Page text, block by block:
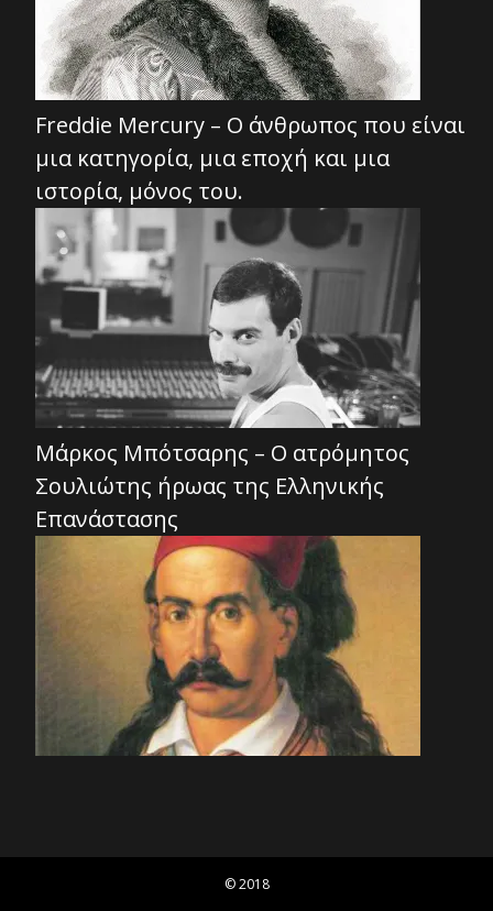
Freddie Mercury – Ο άνθρωπος που είναι
μια κατηγορία, μια εποχή και μια
ιστορία, μόνος του.
Μάρκος Μπότσαρης – Ο ατρόμητος
Σουλιώτης ήρωας της Ελληνικής
Επανάστασης
© 2018